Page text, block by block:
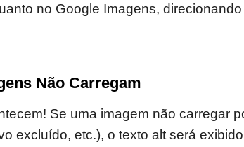
no Google Imagens,
Não Carregam
Se uma imagem não carregar
excluído, etc.), o texto alt será